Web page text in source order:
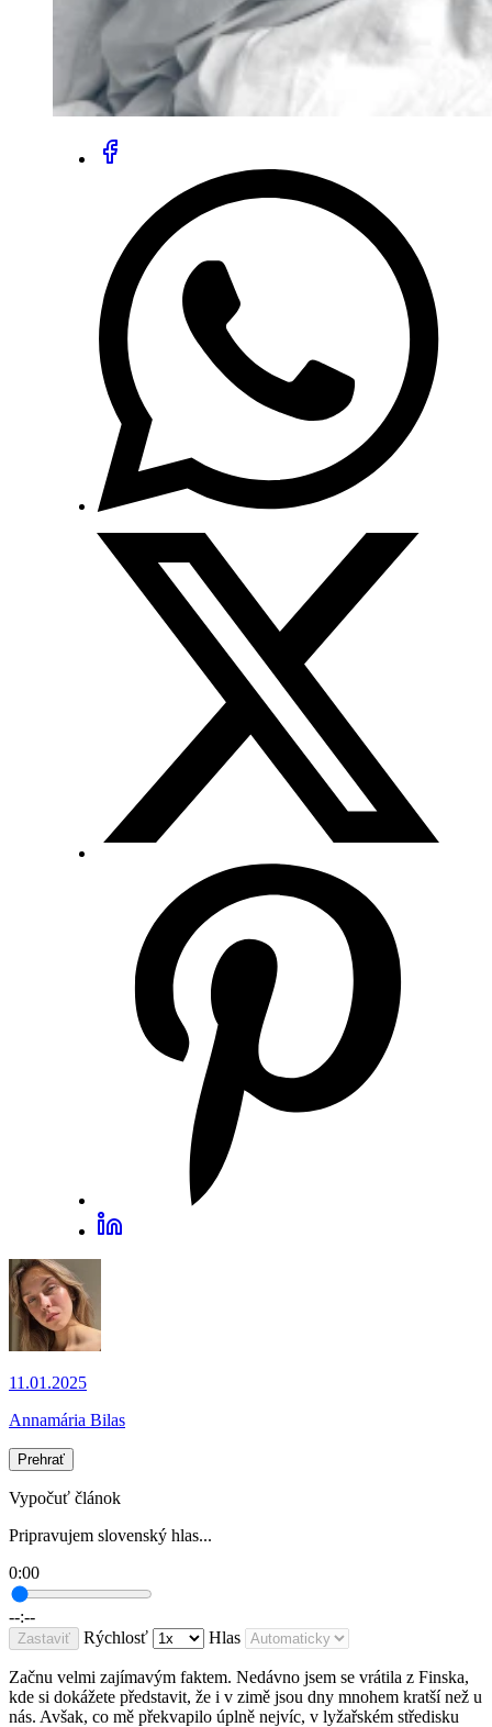
11.01.2025
Annamária Bilas
Prehrať
Vypočuť článok
Pripravujem slovenský hlas...
0:00
--:--
Zastaviť Rýchlosť Hlas
Začnu velmi zajímavým faktem. Nedávno jsem se vrátila z Finska,
kde si dokážete představit, že i v zimě jsou dny mnohem kratší než u
nás. Avšak, co mě překvapilo úplně nejvíc, v lyžařském středisku